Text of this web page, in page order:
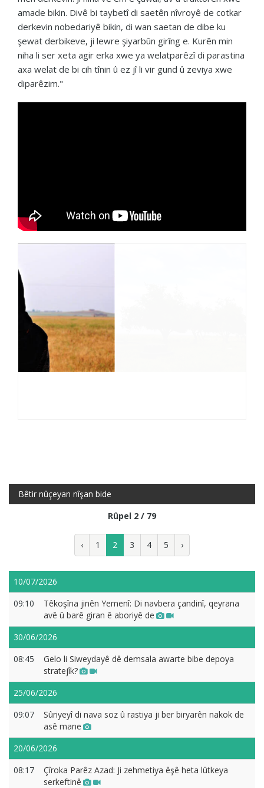
amade bikin. Divê bi taybetî di saetên nîvroyê de cotkar
derkevin nobedariyê bikin, di wan saetan de dibe ku
şewat derbikeve, ji lewre şiyarbûn girîng e. Kurên min
niha li ser xeta agir erka xwe ya welatparêzî di parastina
axa welat de bi cih tînin û ez jî li vir gund û zeviya xwe
diparêzim."
Bêtir nûçeyan nîşan bide
Rûpel 2 / 79
‹ 1 2 3 4 5 ›
10/07/2026
09:10
Têkoşîna jinên Yemenî: Di navbera çandinî, qeyrana
avê û barê giran ê aboriyê de
30/06/2026
08:45
Gelo li Siweydayê dê demsala awarte bibe depoya
stratejîk?
25/06/2026
09:07
Sûriyeyî di nava soz û rastiya ji ber biryarên nakok de
asê mane
20/06/2026
08:17
Çîroka Parêz Azad: Ji zehmetiya êşê heta lûtkeya
serkeftinê